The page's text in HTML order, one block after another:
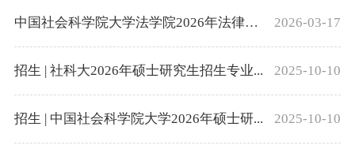
2026-03-17
中国社会科学院大学法学院2026年法律硕...
2025-10-10
招生 | 社科大2026年硕士研究生招生专业...
2025-10-10
招生 | 中国社会科学院大学2026年硕士研...